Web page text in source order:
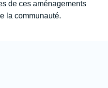
de ces aménagements
la communauté.